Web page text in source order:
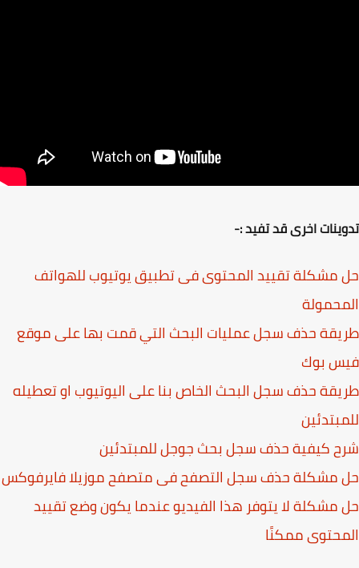
اخرى قد تفيد :-
تقييد المحتوى فى تطبيق يوتيوب للهواتف
حذف سجل عمليات البحث التي قمت بها على موقع
بوك
حذف سجل البحث الخاص بنا على اليوتيوب او تعطيله
كيفية حذف سجل بحث جوجل للمبتدئين
مشكلة حذف سجل التصفح فى متصفح موزيلا فايرفوكس
لا يتوفر هذا الفيديو عندما يكون وضع تقييد
ممكنًا